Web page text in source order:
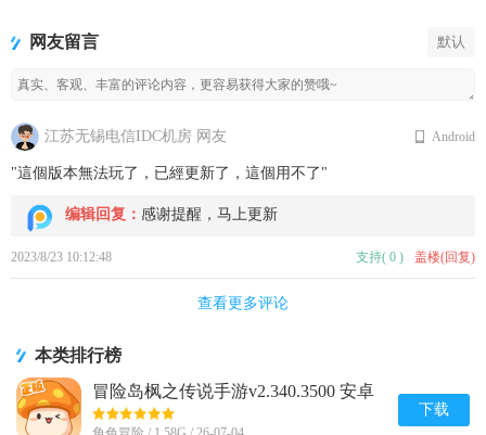
网友留言 默认
江苏无锡电信IDC机房 网友
2023/8/23 10:12:48
"這個版本無法玩了，已經更新了，這個用不了"
Android
支持( 0 ) 盖楼(回复)
编辑回复： 感谢提醒，马上更新
查看更多评论
本类排行榜
冒险岛枫之传说手游v2.340.3500 安卓
最新版
下载